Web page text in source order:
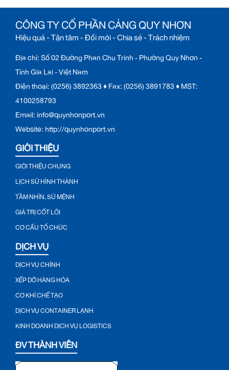
CÔNG TY CỔ PHẦN CẢNG QUY NHƠN
Hiệu quả - Tận tâm - Đổi mới - Chia sẻ - Trách nhiệm
Địa chỉ: Số 02 Đường Phan Chu Trinh - Phường Quy Nhơn -
Tỉnh Gia Lai - Việt Nam
Điện thoại: (0256) 3892363 ♦ Fax: (0256) 3891783 ♦ MST:
4100258793
Email: info@quynhonport.vn
Website: http://quynhonport.vn
GIỚI THIỆU
GIỚI THIỆU CHUNG
LỊCH SỬ HÌNH THÀNH
TẦM NHÌN, SỨ MỆNH
GIÁ TRỊ CỐT LÕI
CƠ CẤU TỔ CHỨC
DỊCH VỤ
DỊCH VỤ CHÍNH
XẾP DỠ HÀNG HÓA
CƠ KHÍ CHẾ TẠO
DỊCH VỤ CONTAINER LẠNH
KINH DOANH DỊCH VỤ LOGISTICS
ĐV THÀNH VIÊN